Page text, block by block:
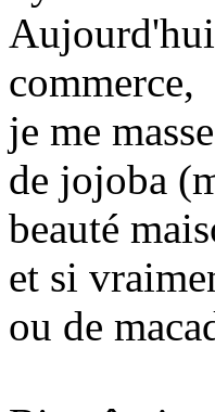
commerce,
je me
de jojoba
beauté
et si
ou de